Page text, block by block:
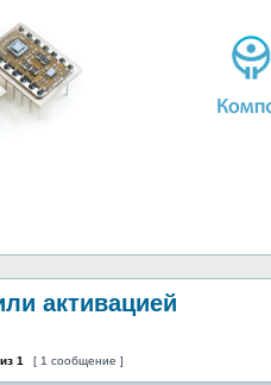
активацией
из 1 [ 1 сообщение ]